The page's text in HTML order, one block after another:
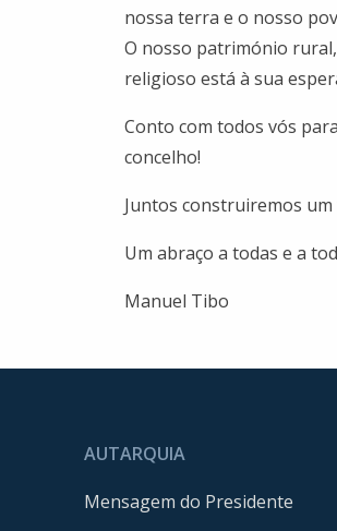
nossa terra e o nosso
O nosso património
religioso está à sua
Conto com todos vós
concelho!
Juntos construiremos
Um abraço a todas e a
Manuel Tibo
AUTARQUIA
Mensagem do Presidente